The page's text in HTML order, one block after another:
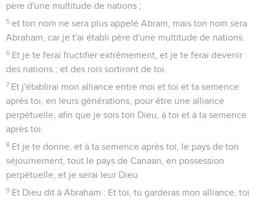
père d'une multitude de nations ;
5 et ton nom ne sera plus appelé Abram, mais ton nom sera
Abraham, car je t'ai établi père d'une multitude de nations.
6 Et je te ferai fructifier extrêmement, et je te ferai devenir
des nations ; et des rois sortiront de toi.
7 Et j'établirai mon alliance entre moi et toi et ta semence
après toi, en leurs générations, pour être une alliance
perpétuelle, afin que je sois ton Dieu, à toi et à ta semence
après toi.
8 Et je te donne, et à ta semence après toi, le pays de ton
séjournement, tout le pays de Canaan, en possession
perpétuelle, et je serai leur Dieu.
9 Et Dieu dit à Abraham : Et toi, tu garderas mon alliance, toi